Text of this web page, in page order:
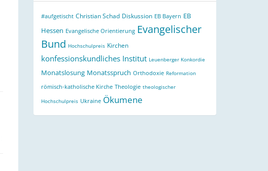
#aufgetischt Christian Schad Diskussion EB Bayern EB
Hessen Evangelische Orientierung Evangelischer
Bund Hochschulpreis Kirchen
konfessionskundliches Institut Leuenberger Konkordie
Monatslosung Monatsspruch Orthodoxie Reformation
römisch-katholische Kirche Theologie theologischer
Hochschulpreis Ukraine Ökumene